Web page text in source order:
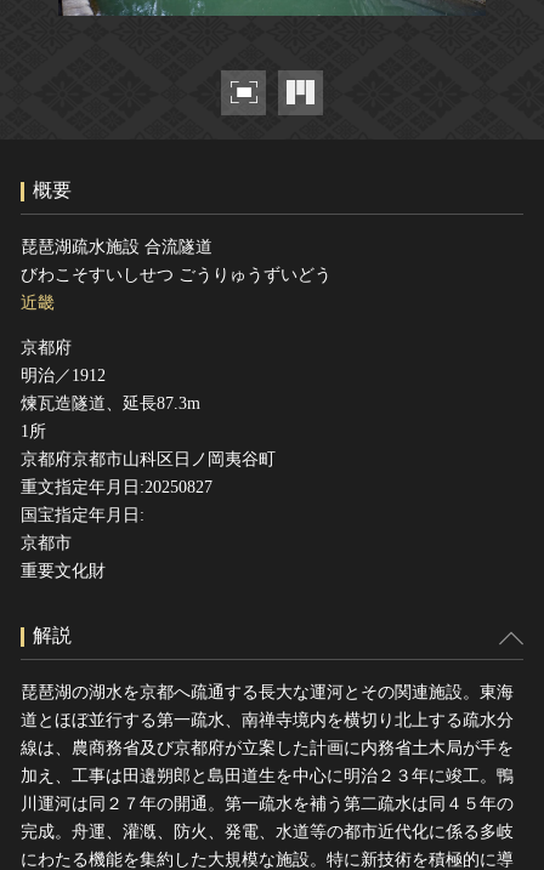
全国の美術館・博物館 お知らせ一覧
このサイトについて
サイトのご意見はこちら
文化遺産データベース
概要
琵琶湖疏水施設 合流隧道
びわこそすいしせつ ごうりゅうずいどう
近畿
京都府
明治／1912
煉瓦造隧道、延長87.3m
1所
京都府京都市山科区日ノ岡夷谷町
重文指定年月日:20250827
国宝指定年月日:
京都市
重要文化財
解説
琵琶湖の湖水を京都へ疏通する長大な運河とその関連施設。東海
道とほぼ並行する第一疏水、南禅寺境内を横切り北上する疏水分
線は、農商務省及び京都府が立案した計画に内務省土木局が手を
加え、工事は田邉朔郎と島田道生を中心に明治２３年に竣工。鴨
川運河は同２７年の開通。第一疏水を補う第二疏水は同４５年の
完成。舟運、灌漑、防火、発電、水道等の都市近代化に係る多岐
にわたる機能を集約した大規模な施設。特に新技術を積極的に導